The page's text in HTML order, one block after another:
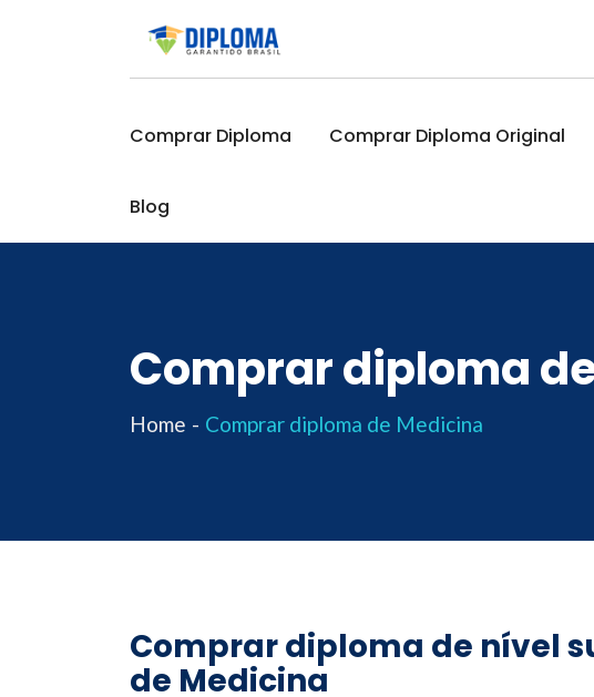
Comprar Diploma Comprar Diploma Original
Blog
Comprar diploma
Home Comprar diploma de Medicina
Comprar diploma de nível
de Medicina